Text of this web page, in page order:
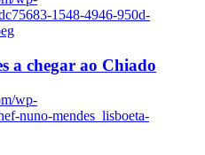
1548-4946-950d-
a chegar ao Chiado
wp-
nuno-mendes_lisboeta-